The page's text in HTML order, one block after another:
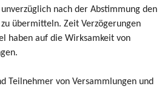
nach der Abstimmung den
übermitteln. Zeit Verzögerungen
haben auf die Wirksamkeit von
Teilnehmer von Versammlungen und